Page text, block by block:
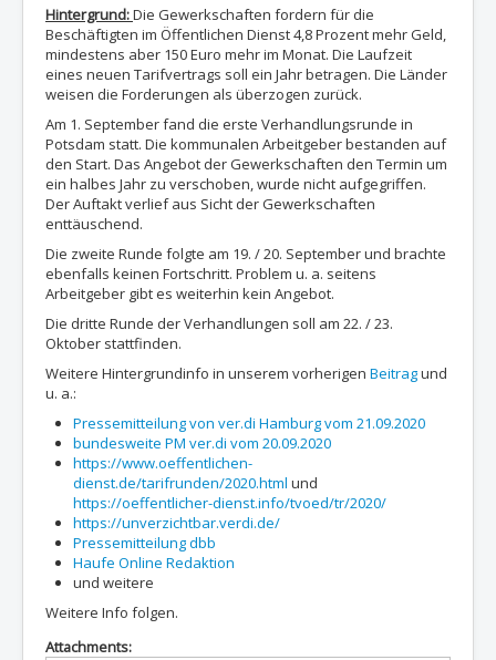
Hintergrund:Die Gewerkschaften fordern für die
Beschäftigten im Öffentlichen Dienst 4,8 Prozent mehr Geld,
mindestens aber 150 Euro mehr im Monat. Die Laufzeit
eines neuen Tarifvertrags soll ein Jahr betragen. Die Länder
weisen die Forderungen als überzogen zurück.
Am 1. September fand die erste Verhandlungsrunde in
Potsdam statt. Die kommunalen Arbeitgeber bestanden auf
den Start. Das Angebot der Gewerkschaften den Termin um
ein halbes Jahr zu verschoben, wurde nicht aufgegriffen.
Der Auftakt verlief aus Sicht der Gewerkschaften
enttäuschend.
Die zweite Runde folgte am 19. / 20. September und brachte
ebenfalls keinen Fortschritt. Problem u. a. seitens
Arbeitgeber gibt es weiterhin kein Angebot.
Die dritte Runde der Verhandlungen soll am 22. / 23.
Oktober stattfinden.
Weitere Hintergrundinfo in unserem vorherigen Beitragund
u. a.:
Pressemitteilung von ver.di Hamburg vom 21.09.2020
bundesweite PM ver.di vom 20.09.2020
https://www.oeffentlichen-
dienst.de/tarifrunden/2020.html und
https://oeffentlicher-dienst.info/tvoed/tr/2020/
https://unverzichtbar.verdi.de/
Pressemitteilung dbb
Haufe Online Redaktion
und weitere
Weitere Info folgen.
Attachments: